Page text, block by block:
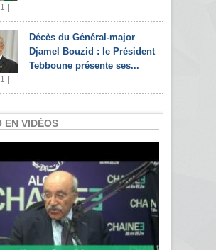
|
Décès du Général-major
Djamel Bouzid : le Président
Tebboune présente ses...
|
EN VIDÉOS